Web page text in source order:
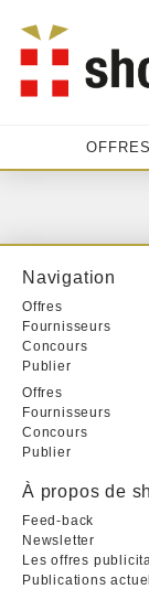
OFFRES
Navigation
Offres
Fournisseurs
Concours
Publier
Offres
Fournisseurs
Concours
Publier
À propos de
Feed-back
Newsletter
Les offres
Publications